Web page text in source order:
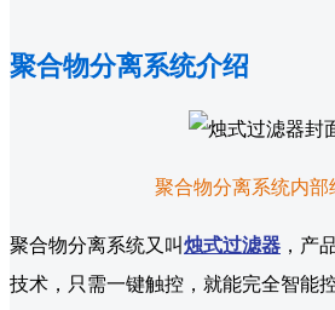
聚合物分离系统介绍
聚合物分离系统内部
聚合物分离系统又叫烛式过滤器 ，产
技术，只需一键触控，就能完全智能